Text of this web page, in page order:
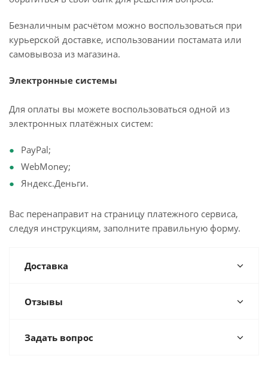
Безналичным расчётом можно воспользоваться при
курьерской доставке, использовании постамата или
самовывоза из магазина.
Электронные системы
Для оплаты вы можете воспользоваться одной из
электронных платёжных систем:
PayPal;
WebMoney;
Яндекс.Деньги.
Вас перенаправит на страницу платежного сервиса,
следуя инструкциям, заполните правильную форму.
Доставка
Отзывы
Задать вопрос